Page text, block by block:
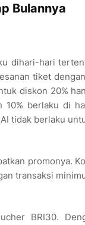
Bulannya
dihari-hari
tiket
diskon 20%
10% berlaku di
tidak berlaku
promonya.
transaksi
BRI30.